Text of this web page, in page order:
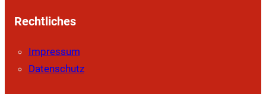
Rechtliches
Impressum
Datenschutz